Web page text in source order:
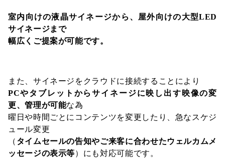
室内向けの液晶サイネージから、屋外向けの大型LED
サイネージまで
幅広くご提案が可能です。
また、サイネージをクラウドに接続することにより
PCやタブレットからサイネージに映し出す映像の変
更、管理が可能な為
曜日や時間ごとにコンテンツを変更したり、急なスケジ
ュール変更
（ タイムセールの告知やご来客に合わせたウェルカムメ
ッセージの表示等）にも対応可能です。